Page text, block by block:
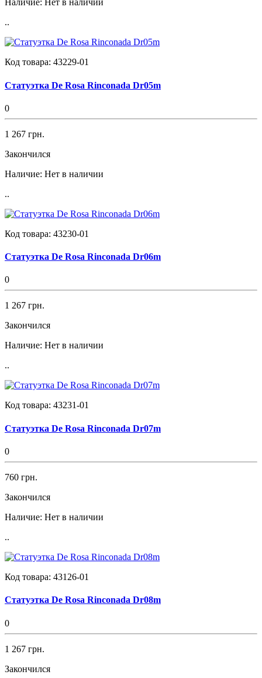
Наличие: Нет в наличии
..
Код товара: 43229-01
Статуэтка De Rosa Rinconada Dr05m
0
1 267 грн.
Закончился
Наличие: Нет в наличии
..
Код товара: 43230-01
Статуэтка De Rosa Rinconada Dr06m
0
1 267 грн.
Закончился
Наличие: Нет в наличии
..
Код товара: 43231-01
Статуэтка De Rosa Rinconada Dr07m
0
760 грн.
Закончился
Наличие: Нет в наличии
..
Код товара: 43126-01
Статуэтка De Rosa Rinconada Dr08m
0
1 267 грн.
Закончился